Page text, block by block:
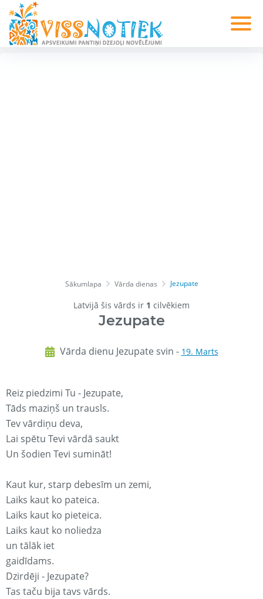
Sākumlapa Vārda dienas Jezupate
Latvijā šis vārds ir 1 cilvēkiem
Jezupate
Vārda dienu Jezupate svin - 19. Marts
Reiz piedzimi Tu - Jezupate,
Tāds maziņš un trausls.
Tev vārdiņu deva,
Lai spētu Tevi vārdā saukt
Un šodien Tevi sumināt!
Kaut kur, starp debesīm un zemi,
Laiks kaut ko pateica.
Laiks kaut ko pieteica.
Laiks kaut ko noliedza
un tālāk iet
gaidīdams.
Dzirdēji - Jezupate?
Tas taču bija tavs vārds.